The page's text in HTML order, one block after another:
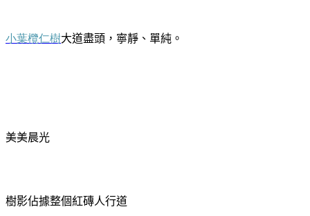
小葉欖仁樹大道盡頭， 寧靜 、 單純。
美美晨光
樹影佔據整個紅磚人行道